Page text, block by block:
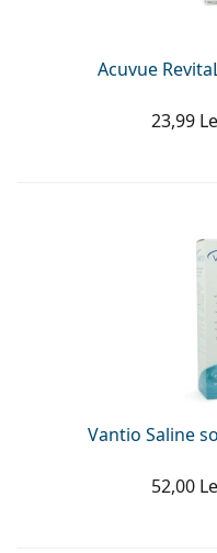
Acuvue
23,99
Vantio Saline
52,00